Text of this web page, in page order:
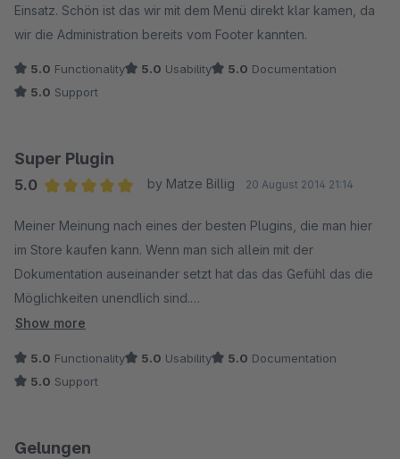
Einsatz. Schön ist das wir mit dem Menü direkt klar kamen, da
wir die Administration bereits vom Footer kannten.
5.0 Functionality 5.0 Usability 5.0 Documentation
5.0 Support
Super Plugin
5.0
by Matze Billig 20 August 2014 21:14
Meiner Meinung nach eines der besten Plugins, die man hier
im Store kaufen kann. Wenn man sich allein mit der
Dokumentation auseinander setzt hat das das Gefühl das die
Möglichkeiten unendlich sind.
der Konfiguration hinterlegen kann.
Show more
5.0 Functionality 5.0 Usability 5.0 Documentation
5.0 Support
Gelungen